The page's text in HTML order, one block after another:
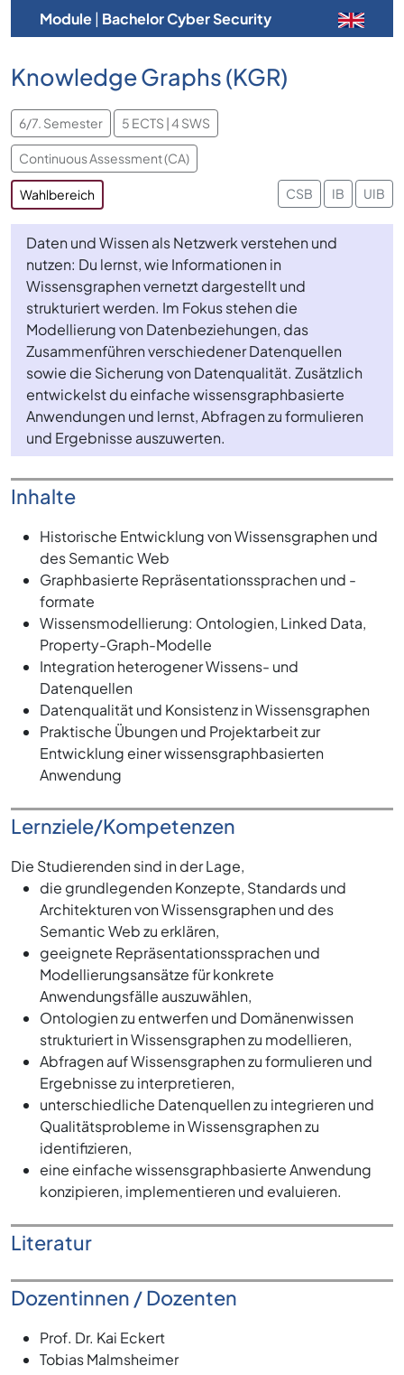
Module| Bachelor Cyber Security
Knowledge Graphs (KGR)
6/7. Semester 5 ECTS | 4 SWS
Continuous Assessment (CA)
Wahlbereich CSB IB UIB
Daten und Wissen als Netzwerk verstehen und
nutzen: Du lernst, wie Informationen in
Wissensgraphen vernetzt dargestellt und
strukturiert werden. Im Fokus stehen die
Modellierung von Datenbeziehungen, das
Zusammenführen verschiedener Datenquellen
sowie die Sicherung von Datenqualität. Zusätzlich
entwickelst du einfache wissensgraphbasierte
Anwendungen und lernst, Abfragen zu formulieren
und Ergebnisse auszuwerten.
Inhalte
Historische Entwicklung von Wissensgraphen und
des Semantic Web
Graphbasierte Repräsentationssprachen und -
formate
Wissensmodellierung: Ontologien, Linked Data,
Property-Graph-Modelle
Integration heterogener Wissens- und
Datenquellen
Datenqualität und Konsistenz in Wissensgraphen
Praktische Übungen und Projektarbeit zur
Entwicklung einer wissensgraphbasierten
Anwendung
Lernziele/Kompetenzen
Die Studierenden sind in der Lage,
die grundlegenden Konzepte, Standards und
Architekturen von Wissensgraphen und des
Semantic Web zu erklären,
geeignete Repräsentationssprachen und
Modellierungsansätze für konkrete
Anwendungsfälle auszuwählen,
Ontologien zu entwerfen und Domänenwissen
strukturiert in Wissensgraphen zu modellieren,
Abfragen auf Wissensgraphen zu formulieren und
Ergebnisse zu interpretieren,
unterschiedliche Datenquellen zu integrieren und
Qualitätsprobleme in Wissensgraphen zu
identifizieren,
eine einfache wissensgraphbasierte Anwendung
konzipieren, implementieren und evaluieren.
Literatur
Dozentinnen / Dozenten
Prof. Dr. Kai Eckert
Tobias Malmsheimer